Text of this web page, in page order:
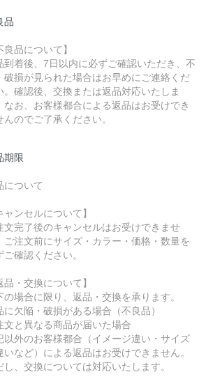
品
良品について】
到着後、7日以内に必ずご確認いただき、不
破損が見られた場合はお早めにご連絡くだ
。確認後、交換または返品対応いたしま
なお、お客様都合による返品はお受けでき
んのでご了承ください。
期限
について
ャンセルについて】
文完了後のキャンセルはお受けできませ
ご注文前にサイズ・カラー・価格・数量を
ご確認ください。
品・交換について】
の場合に限り、返品・交換を承ります。
に欠陥・破損がある場合（不良品）
文と異なる商品が届いた場合
以外のお客様都合（イメージ違い・サイズ
いなど）による返品はお受けできません。
し、交換については対応いたします。